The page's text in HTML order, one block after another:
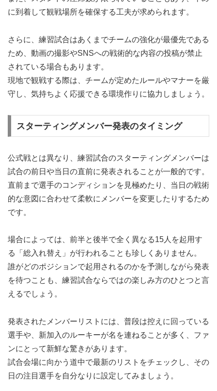
に到着して観戦場所を確保する工夫が求められます。
さらに、練習試合はあくまでチームの強化が最優先である
ため、動画の撮影やSNSへの戦術的な内容の投稿が禁止
されている場合もあります。
現地で観戦する際は、チームが定めたルールやマナーを厳
守し、気持ちよく応援できる環境作りに協力しましょう。
スターティングメンバー発表のタイミング
公式戦とは異なり、練習試合のスターティングメンバーは
試合の前日や当日の直前に発表されることが一般的です。
直前まで選手のコンディションを見極めたり、当日の戦術
的な意図に合わせて柔軟にメンバーを変更したりするため
です。
場合によっては、前半と後半で全く異なる15人を起用す
る「総入れ替え」が行われることも珍しくありません。
誰がどのポジションで起用されるのかを予測しながら発表
を待つことも、練習試合ならではの楽しみ方のひとつと言
えるでしょう。
発表されたメンバーリストには、普段は控えに回っている
選手や、新加入のルーキーが名を連ねることが多く、ファ
ンにとって新鮮な驚きがあります。
試合会場に向かう道中で最新のリストをチェックし、その
日の注目選手を自分なりに設定してみましょう。